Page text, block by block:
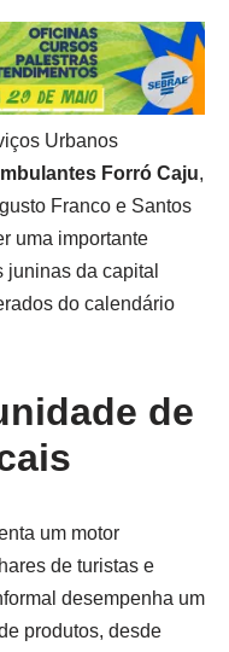
Urbanos
Forró Caju,
Franco e Santos
uma importante
da capital
do calendário
de
um motor
de turistas e
desempenha um
produtos, desde